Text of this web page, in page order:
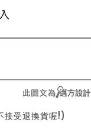
接受退換貨喔!)